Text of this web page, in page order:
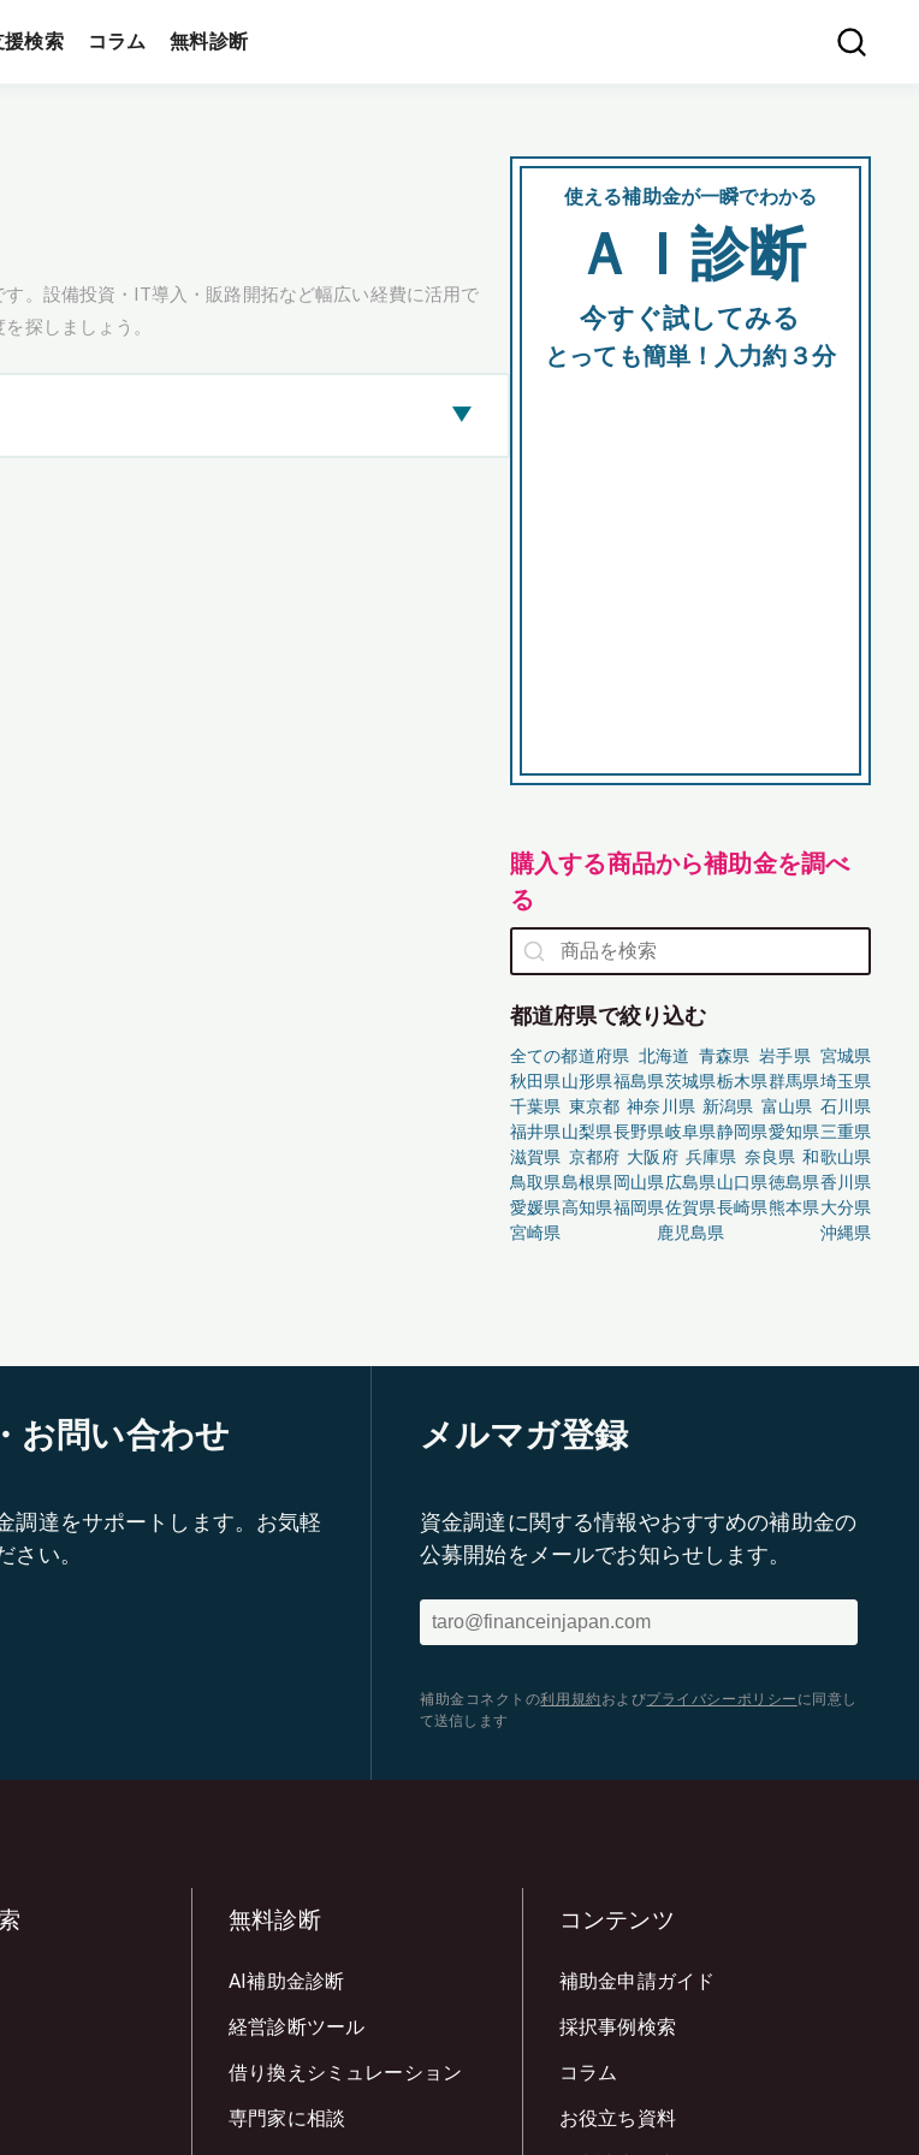
援検索 コラム 無料診断
。設備投資・IT導入・販路開拓など幅広い経費に活用で
探しましょう。
▶
使える補助金が一瞬でわかる
ＡＩ診断
今すぐ試してみる
とっても簡単！入力約３分
購入する商品から補助金を調べ
る
都道府県で絞り込む
全ての都道府県 北海道 青森県 岩手県 宮城県
秋田県山形県福島県茨城県栃木県群馬県埼玉県
千葉県 東京都 神奈川県 新潟県 富山県 石川県
福井県山梨県長野県岐阜県静岡県愛知県三重県
滋賀県 京都府 大阪府 兵庫県 奈良県 和歌山県
鳥取県島根県岡山県広島県山口県徳島県香川県
愛媛県高知県福岡県佐賀県長崎県熊本県大分県
宮崎県
鹿児島県 沖縄県
お問い合わせ
調達をサポートします。お気軽
さい。
メルマガ登録
資金調達に関する情報やおすすめの補助金の
公募開始をメールでお知らせします。
補助金コネクトの利用規約 およびプライバシーポリシー に同意し
て送信します
無料診断
AI補助金診断
経営診断ツール
借り換えシミュレーション
専門家に相談
コンテンツ
補助金申請ガイド
採択事例検索
コラム
お役立ち資料